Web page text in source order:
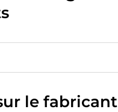
le fabricant